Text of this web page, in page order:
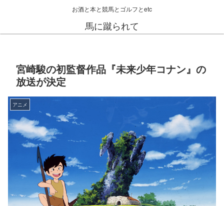
お酒と本と競馬とゴルフとetc
馬に蹴られて
宮崎駿の初監督作品『未来少年コナン』の
放送が決定
アニメ